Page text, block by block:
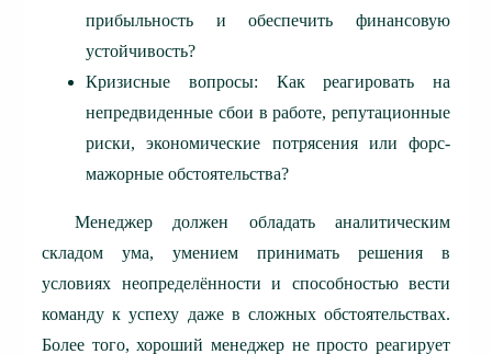
прибыльность и обеспечить финансовую
устойчивость?
Кризисные вопросы: Как реагировать на
непредвиденные сбои в работе, репутационные
риски, экономические потрясения или форс-
мажорные обстоятельства?
Менеджер должен обладать аналитическим
складом ума, умением принимать решения в
условиях неопределённости и способностью вести
команду к успеху даже в сложных обстоятельствах.
Более того, хороший менеджер не просто реагирует